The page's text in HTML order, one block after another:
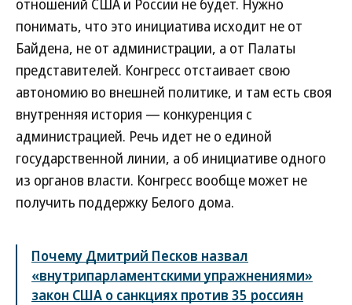
отношений США и России не будет. Нужно
понимать, что это инициатива исходит не от
Байдена, не от администрации, а от Палаты
представителей. Конгресс отстаивает свою
автономию во внешней политике, и там есть своя
внутренняя история — конкуренция с
администрацией. Речь идет не о единой
государственной линии, а об инициативе одного
из органов власти. Конгресс вообще может не
получить поддержку Белого дома.
Почему Дмитрий Песков назвал
«внутрипарламентскими упражнениями»
закон США о санкциях против 35 россиян